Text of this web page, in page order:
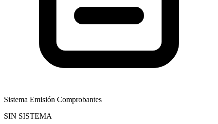
Sistema Emisión Comprobantes
SIN SISTEMA